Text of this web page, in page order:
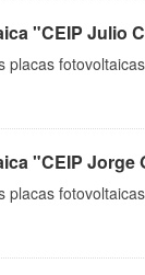
"CEIP Julio
"CEIP Jorge